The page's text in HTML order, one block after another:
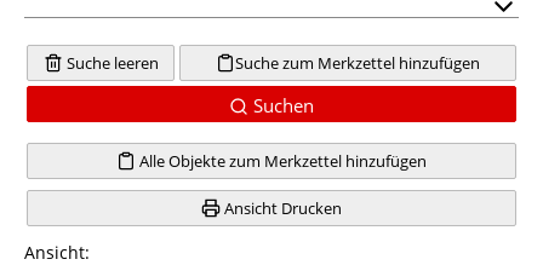
Suche leeren Suche zum Merkzettel hinzufügen
Suchen
Alle Objekte zum Merkzettel hinzufügen
Ansicht Drucken
Ansicht: